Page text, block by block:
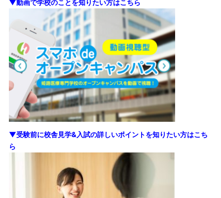
▼動画で学校のことを知りたい方はこちら
▼受験前に校舎見学&入試の詳しいポイントを知りたい方はこち
ら